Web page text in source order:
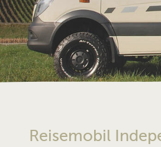
Rondo
Dovra
Dethleffs
Fischer
Reisemobil